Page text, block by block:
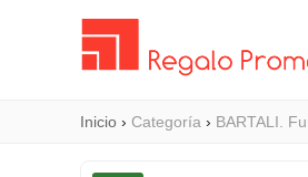
Inicio › Categoría › BARTALI.